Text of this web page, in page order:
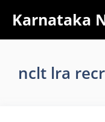
content
Karnataka
nclt lra